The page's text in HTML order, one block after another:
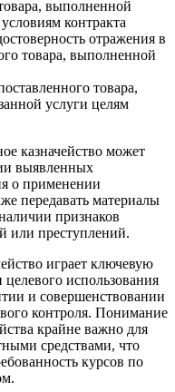
выполненной
контракта
отражения в
товара, выполненной
товара,
услуги целям
казначейство может
выявленных
о применении
передавать материалы
признаков
или преступлений.
играет ключевую
использования
и совершенствовании
контроля. Понимание
крайне важно для
средствами, что
курсов по